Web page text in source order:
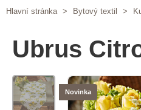
Hlavní stránka > Bytový textil >
Ubrus
Novinka